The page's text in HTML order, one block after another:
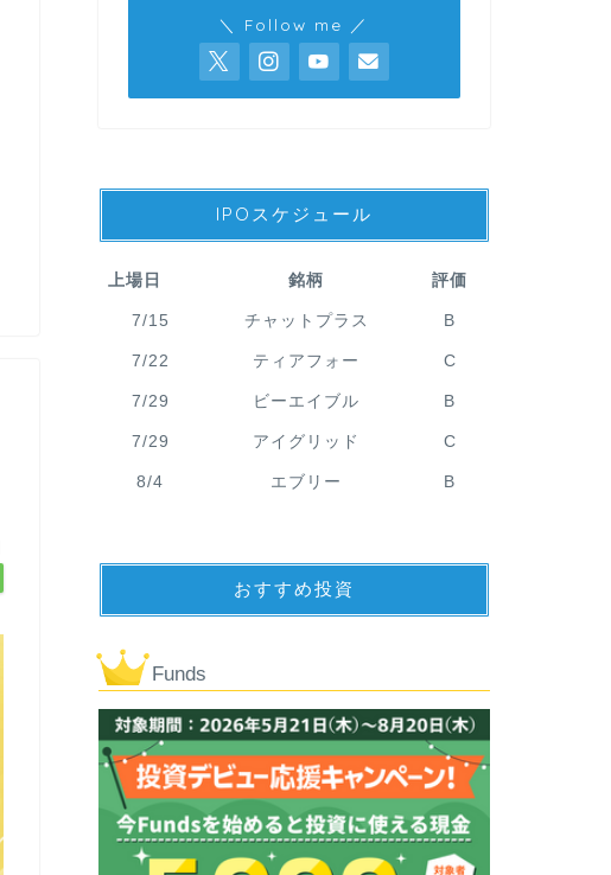
＼ Follow me ／
IPOスケジュール
上場日 銘柄 評価
7/15 チャットプラス B
7/22 ティアフォー C
7/29 ビーエイブル B
7/29 アイグリッド C
8/4 エブリー B
おすすめ投資
Funds